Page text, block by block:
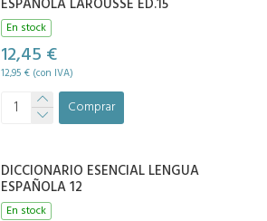
ESPAÑOLA LAROUSSE ED.15
En stock
12,45 €
12,95 € (con IVA)
Comprar
DICCIONARIO ESENCIAL LENGUA
ESPAÑOLA 12
En stock